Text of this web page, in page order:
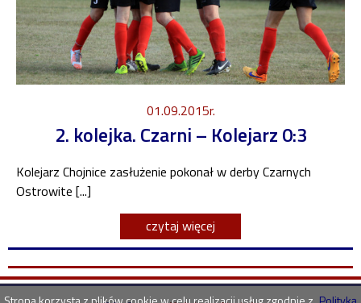
01.09.2015r.
2. kolejka. Czarni – Kolejarz 0:3
Kolejarz Chojnice zasłużenie pokonał w derby Czarnych
Ostrowite [...]
czytaj więcej